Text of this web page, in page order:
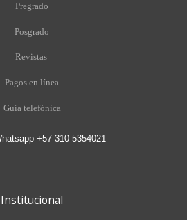
Pregrado
Posgrado
Revistas
Pagos en línea
Guía telefónica
+57 310 5354021
Institucional